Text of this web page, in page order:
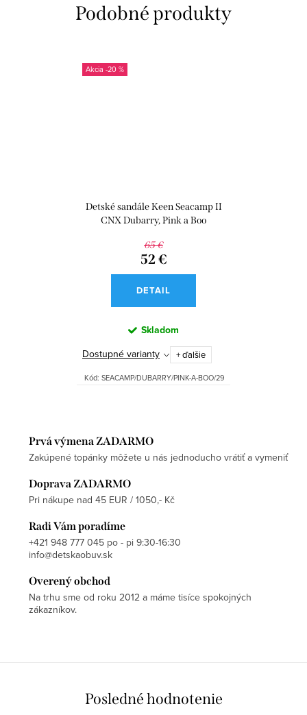
-20 %
Detské sandále Keen Seacamp II
CNX Dubarry, Pink a Boo
65 €
52 €
DETAIL
Skladom
Dostupné varianty + ďalšie
Kód: SEACAMP/DUBARRY/PINK-A-BOO/29
Prvá výmena ZADARMO
Zakúpené topánky môžete u nás jednoducho vrátiť a vymeniť
Doprava ZADARMO
Pri nákupe nad 45 EUR / 1050,- Kč
Radi Vám poradíme
+421 948 777 045 po - pi 9:30-16:30
info@detskaobuv.sk
Overený obchod
Na trhu sme od roku 2012 a máme tisíce spokojných
zákazníkov.
Posledné hodnotenie